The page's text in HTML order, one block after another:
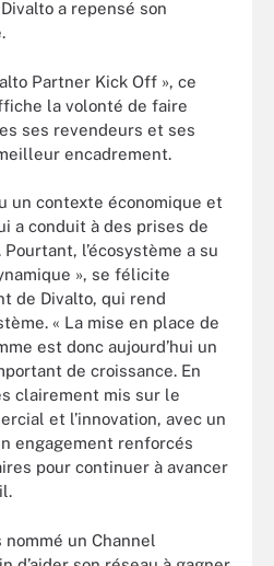
a repensé son
Partner Kick Off », ce
la volonté de faire
ses revendeurs et ses
encadrement.
un contexte économique et
a conduit à des prises de
l’écosystème a su
», se félicite
de Divalto, qui rend
« La mise en place de
est donc aujourd’hui un
de croissance. En
clairement mis sur le
et l’innovation, avec un
engagement renforcés
pour continuer à avancer
nommé un Channel